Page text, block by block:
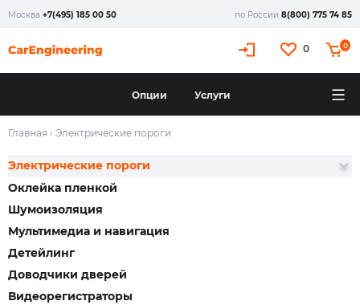
Москва +7(495) 185 00 50 по России 8(800) 775 74 85
0 0
Опции Услуги
Главная › Электрические пороги
Оклейка пленкой
Шумоизоляция
Мультимедиа и навигация
Детейлинг
Доводчики дверей
Видеорегистраторы
Электрические пороги
X